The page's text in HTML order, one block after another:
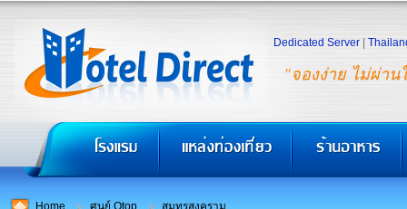
"จองง่าย ไม่ผ่าน
Dedicated Server
Home ศูนย์ Otop สมุทรสงคราม